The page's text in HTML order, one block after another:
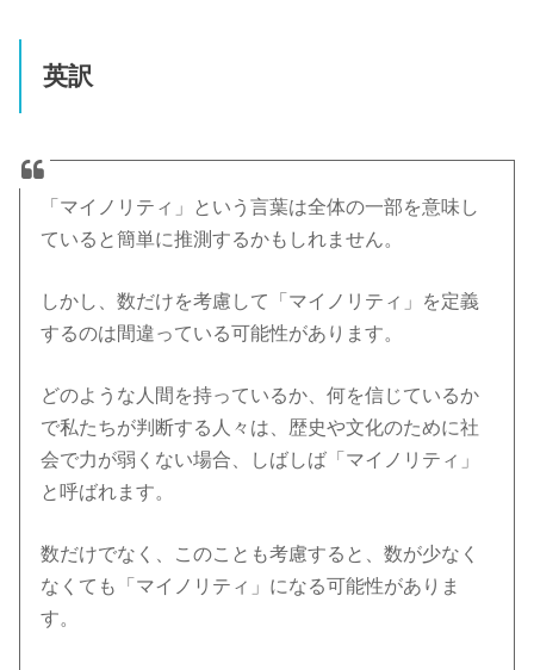
英訳
「マイノリティ」という言葉は全体の一部を意味し
ていると簡単に推測するかもしれません。
しかし、数だけを考慮して「マイノリティ」を定義
するのは間違っている可能性があります。
どのような人間を持っているか、何を信じているか
で私たちが判断する人々は、歴史や文化のために社
会で力が弱くない場合、しばしば「マイノリティ」
と呼ばれます。
数だけでなく、このことも考慮すると、数が少なく
なくても「マイノリティ」になる可能性がありま
す。